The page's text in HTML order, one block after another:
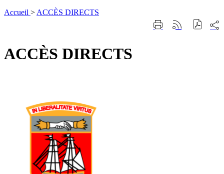
Accueil > ACCÈS DIRECTS
ImprimerGénérer
sur
ACCÈS DIRECTS